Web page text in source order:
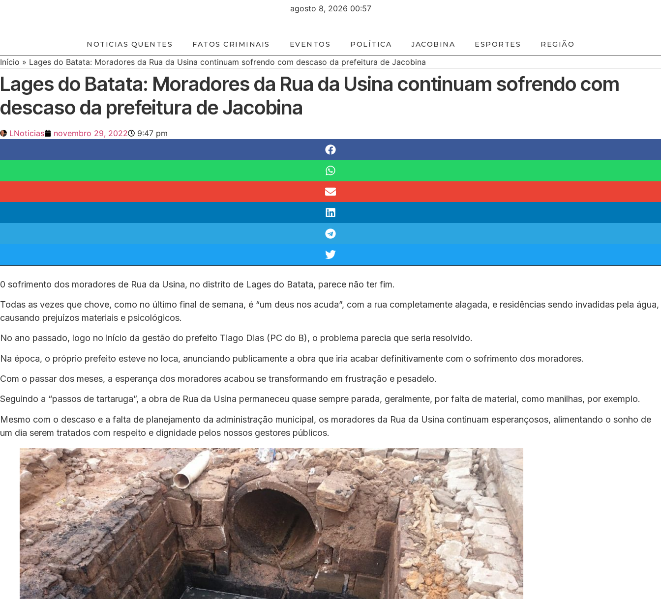
agosto 8, 2026 00:57
NOTICIAS QUENTES FATOS CRIMINAIS EVENTOS POLÍTICA JACOBINA ESPORTES REGIÃO
Início » Lages do Batata: Moradores da Rua da Usina continuam sofrendo com descaso da prefeitura de Jacobina
Lages do Batata: Moradores da Rua da Usina continuam sofrendo com
descaso da prefeitura de Jacobina
LNoticias novembro 29, 2022 9:47 pm
0 sofrimento dos moradores de Rua da Usina, no distrito de Lages do Batata, parece não ter fim.
Todas as vezes que chove, como no último final de semana, é “um deus nos acuda”, com a rua completamente alagada, e residências sendo invadidas pela água,
causando prejuízos materiais e psicológicos.
No ano passado, logo no início da gestão do prefeito Tiago Dias (PC do B), o problema parecia que seria resolvido.
Na época, o próprio prefeito esteve no loca, anunciando publicamente a obra que iria acabar definitivamente com o sofrimento dos moradores.
Com o passar dos meses, a esperança dos moradores acabou se transformando em frustração e pesadelo.
Seguindo a “passos de tartaruga”, a obra de Rua da Usina permaneceu quase sempre parada, geralmente, por falta de material, como manilhas, por exemplo.
Mesmo com o descaso e a falta de planejamento da administração municipal, os moradores da Rua da Usina continuam esperançosos, alimentando o sonho de
um dia serem tratados com respeito e dignidade pelos nossos gestores públicos.